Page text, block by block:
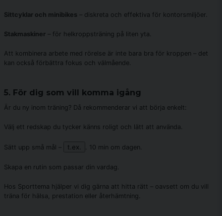
Sittcyklar och minibikes – diskreta och effektiva för kontorsmiljöer.
Stakmaskiner – för helkroppsträning på liten yta.
Att kombinera arbete med rörelse är inte bara bra för kroppen – det
kan också förbättra fokus och välmående.
5. För dig som vill komma igång
Är du ny inom träning? Då rekommenderar vi att börja enkelt:
Välj ett redskap du tycker känns roligt och lätt att använda.
Sätt upp små mål – t.ex. . 10 min om dagen.
Skapa en rutin som passar din vardag.
Hos Sporttema hjälper vi dig gärna att hitta rätt – oavsett om du vill
träna för hälsa, prestation eller återhämtning.